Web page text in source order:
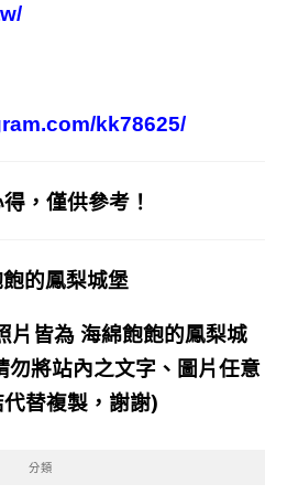
kk78625/
，僅供參考！
的鳳梨城堡
片皆為海綿飽飽的鳳梨城
勿將站內之文字、圖片任意
替複製，謝謝)
分類